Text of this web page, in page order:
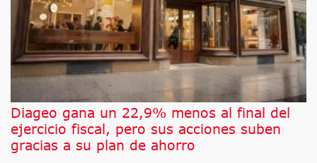
Diageo gana un 22,9% menos al final del
ejercicio fiscal, pero sus acciones suben
gracias a su plan de ahorro